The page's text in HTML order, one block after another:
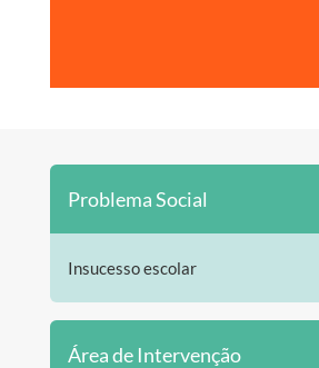
Problema Social
Insucesso escolar
Área de Intervenção